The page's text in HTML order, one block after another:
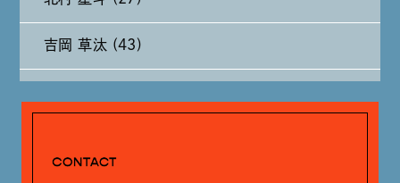
2024年6月 (12)
吉岡 草汰 (43)